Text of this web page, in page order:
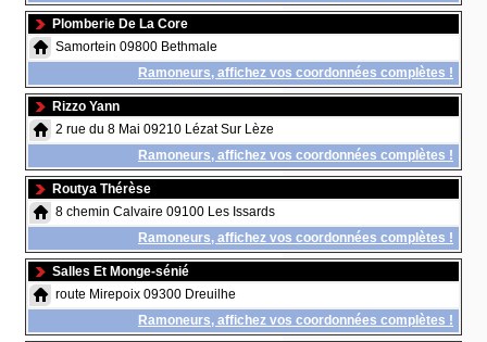
Plomberie De La Core
Samortein 09800 Bethmale
Ramoneurs, affichez vos coordonnées complètes !
Rizzo Yann
2 rue du 8 Mai 09210 Lézat Sur Lèze
Ramoneurs, affichez vos coordonnées complètes !
Routya Thérèse
8 chemin Calvaire 09100 Les Issards
Ramoneurs, affichez vos coordonnées complètes !
Salles Et Monge-sénié
route Mirepoix 09300 Dreuilhe
Ramoneurs, affichez vos coordonnées complètes !